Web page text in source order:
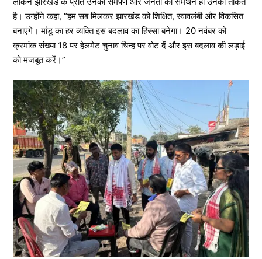
है। उन्होंने कहा, “हम सब मिलकर झारखंड को शिक्षित, स्वावलंबी और विकसित
बनाएंगे। मांडू का हर व्यक्ति इस बदलाव का हिस्सा बनेगा। 20 नवंबर को
क्रमांक संख्या 18 पर हेलमेट चुनाव चिन्ह पर वोट दें और इस बदलाव की लड़ाई
को मजबूत करें।”